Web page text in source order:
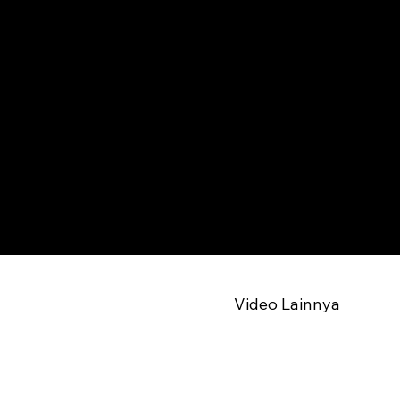
Video Lainnya